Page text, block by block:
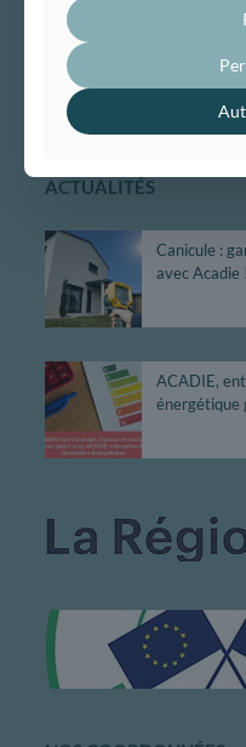
Maîtrise d’œuvre
Bâtiment professionnel
Réalisations
Nous contacter
ACTUALITÉS
Canicule :
avec Acadie !
ACADIE,
énergétique